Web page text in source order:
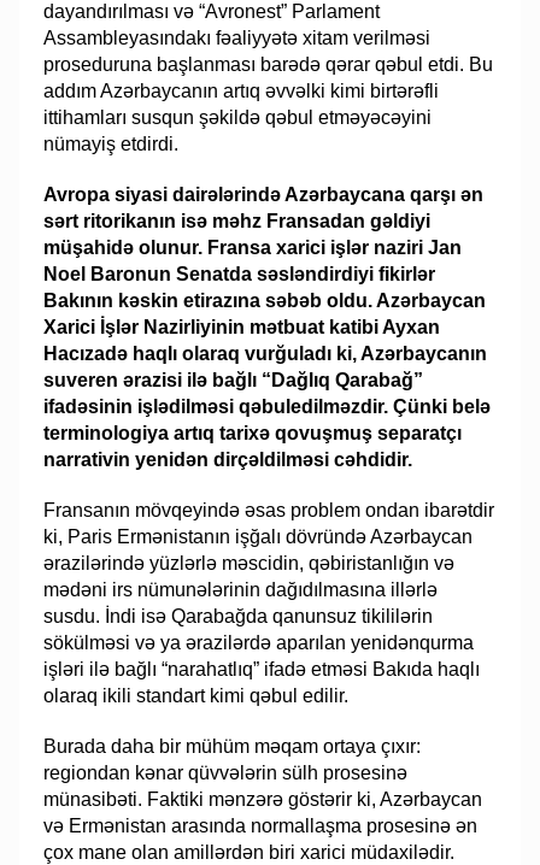
dayandırılması və “Avronest” Parlament
Assambleyasındakı fəaliyyətə xitam verilməsi
proseduruna başlanması barədə qərar qəbul etdi. Bu
addım Azərbaycanın artıq əvvəlki kimi birtərəfli
ittihamları susqun şəkildə qəbul etməyəcəyini
nümayiş etdirdi.
Avropa siyasi dairələrində Azərbaycana qarşı ən
sərt ritorikanın isə məhz Fransadan gəldiyi
müşahidə olunur. Fransa xarici işlər naziri Jan
Noel Baronun Senatda səsləndirdiyi fikirlər
Bakının kəskin etirazına səbəb oldu. Azərbaycan
Xarici İşlər Nazirliyinin mətbuat katibi Ayxan
Hacızadə haqlı olaraq vurğuladı ki, Azərbaycanın
suveren ərazisi ilə bağlı “Dağlıq Qarabağ”
ifadəsinin işlədilməsi qəbuledilməzdir. Çünki belə
terminologiya artıq tarixə qovuşmuş separatçı
narrativin yenidən dirçəldilməsi cəhdidir.
Fransanın mövqeyində əsas problem ondan ibarətdir
ki, Paris Ermənistanın işğalı dövründə Azərbaycan
ərazilərində yüzlərlə məscidin, qəbiristanlığın və
mədəni irs nümunələrinin dağıdılmasına illərlə
susdu. İndi isə Qarabağda qanunsuz tikililərin
sökülməsi və ya ərazilərdə aparılan yenidənqurma
işləri ilə bağlı “narahatlıq” ifadə etməsi Bakıda haqlı
olaraq ikili standart kimi qəbul edilir.
Burada daha bir mühüm məqam ortaya çıxır:
regiondan kənar qüvvələrin sülh prosesinə
münasibəti. Faktiki mənzərə göstərir ki, Azərbaycan
və Ermənistan arasında normallaşma prosesinə ən
çox mane olan amillərdən biri xarici müdaxilədir.